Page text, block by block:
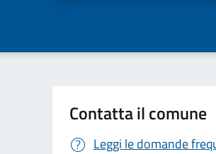
Contatta il comune
Leggi le domande